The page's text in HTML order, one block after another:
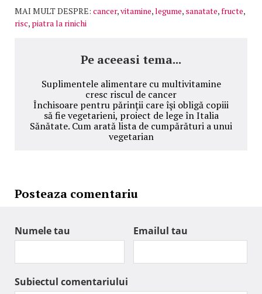
MAI MULT DESPRE: cancer,vitamine,legume, sanatate,fructe,
risc, piatra la rinichi
Pe aceeasi tema...
Suplimentele alimentare cu multivitamine
cresc riscul de cancer
Închisoare pentru părinţii care îşi obligă copiii
să fie vegetarieni, proiect de lege în Italia
Sănătate. Cum arată lista de cumpărături a unui
vegetarian
Posteaza comentariu
Numele tau Emailul tau
Subiectul comentariului